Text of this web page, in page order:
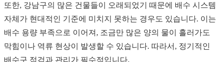
또한, 강남구의 많은 건물들이 오래되었기 때문에 배수 시스템
자체가 현대적인 기준에 미치지 못하는 경우도 있습니다. 이는
배수 용량 부족으로 이어져, 조금만 많은 양의 물이 흘러가도
막힘이나 역류 현상이 발생할 수 있습니다. 따라서, 정기적인
배수구 점검과 관리가 필수적입니다.